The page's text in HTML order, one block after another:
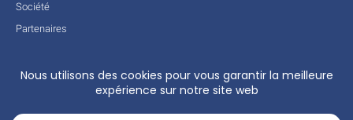
Société
Partenaires
Mentions légales
Conditions générales
Actualités